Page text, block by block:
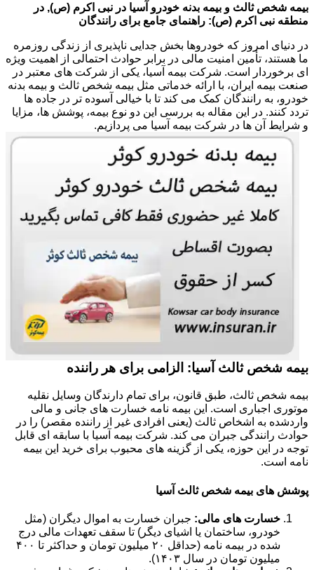
بیمه شخص ثالث و بیمه بدنه خودرو آسیا در نبی اکرم (ص), در
منطقه نبی اکرم (ص): راهنمای جامع برای رانندگان
در دنیای امروز که خودروها بخش جدایی ناپذیری از زندگی روزمره
ما هستند، تأمین امنیت مالی در برابر حوادث احتمالی از اهمیت ویژه
ای برخوردار است. شرکت بیمه آسیا، یکی از شرکت های معتبر در
صنعت بیمه ایران، با ارائه خدماتی مثل بیمه شخص ثالث و بیمه بدنه
خودرو، به رانندگان کمک می کند تا با خیالی آسوده تر در جاده ها
تردد کنند. در این مقاله به بررسی این دو نوع بیمه، پوشش ها، مزایا
و شرایط آن ها در شرکت بیمه آسیا می پردازیم.
بیمه شخص ثالث آسیا: الزامی برای هر راننده
بیمه شخص ثالث، طبق قانون، برای تمام دارندگان وسایل نقلیه
موتوری اجباری است. این بیمه نامه خسارت های جانی و مالی
واردشده به اشخاص ثالث (یعنی افرادی غیر از راننده مقصر) را در
حوادث رانندگی جبران می کند. شرکت بیمه آسیا با سابقه ای قابل
توجه در این حوزه، یکی از گزینه های محبوب برای خرید این بیمه
نامه است.
پوشش های بیمه شخص ثالث آسیا
خسارت های مالی: جبران خسارت به اموال دیگران (مثل
خودرو، ساختمان یا اشیای دیگر) تا سقف تعهدات مالی درج
شده در بیمه نامه (حداقل ۲۰ میلیون تومان و حداکثر تا ۴۰۰
میلیون تومان در سال ۱۴۰۳).